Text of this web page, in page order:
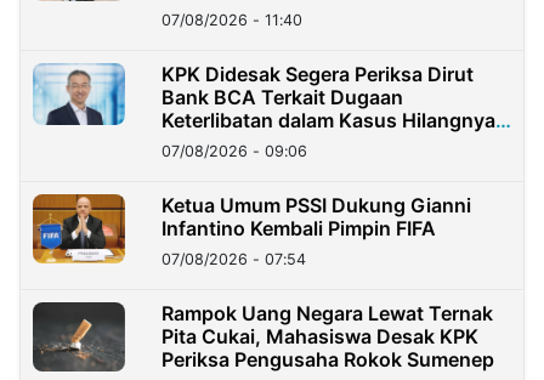
07/08/2026 - 11:40
KPK Didesak Segera Periksa Dirut
Bank BCA Terkait Dugaan
Keterlibatan dalam Kasus Hilangnya
Dana Nasabah Rp2,58 Miliar
07/08/2026 - 09:06
Ketua Umum PSSI Dukung Gianni
Infantino Kembali Pimpin FIFA
07/08/2026 - 07:54
Rampok Uang Negara Lewat Ternak
Pita Cukai, Mahasiswa Desak KPK
Periksa Pengusaha Rokok Sumenep